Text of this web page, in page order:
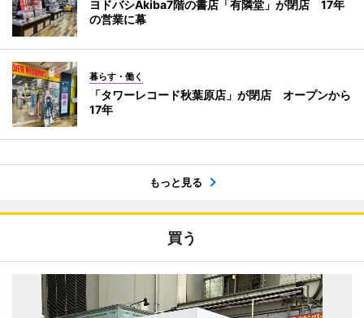
ヨドバシAkiba7階の書店「有隣堂」が閉店 17年
の営業に幕
暮らす・働く
「タワーレコード秋葉原店」が閉店 オープンから
17年
もっと見る
買う